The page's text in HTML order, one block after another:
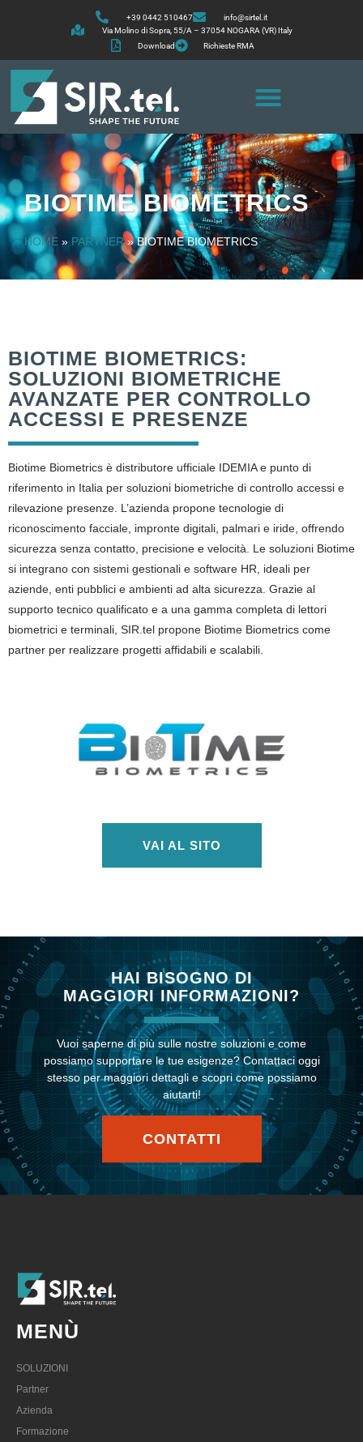
+39 0442 510467
info@sirtel.it
Via Molino di Sopra, 55/A – 37054 NOGARA (VR) Italy
Download
Richieste RMA
BIOTIME BIOMETRICS
HOME » PARTNER»BIOTIME BIOMETRICS
BIOTIME BIOMETRICS:
SOLUZIONI BIOMETRICHE
AVANZATE PER CONTROLLO
ACCESSI E PRESENZE
Biotime Biometrics è distributore ufficiale IDEMIA e punto di
riferimento in Italia per soluzioni biometriche di controllo accessi e
rilevazione presenze. L’azienda propone tecnologie di
riconoscimento facciale, impronte digitali, palmari e iride, offrendo
sicurezza senza contatto, precisione e velocità. Le soluzioni Biotime
si integrano con sistemi gestionali e software HR, ideali per
aziende, enti pubblici e ambienti ad alta sicurezza. Grazie al
supporto tecnico qualificato e a una gamma completa di lettori
biometrici e terminali, SIR.tel propone Biotime Biometrics come
partner per realizzare progetti affidabili e scalabili.
VAI AL SITO
HAI BISOGNO DI
MAGGIORI INFORMAZIONI?
Vuoi saperne di più sulle nostre soluzioni e come
possiamo supportare le tue esigenze? Contattaci oggi
stesso per maggiori dettagli e scopri come possiamo
aiutarti!
CONTATTI
MENÙ
SOLUZIONI
Partner
Azienda
Formazione